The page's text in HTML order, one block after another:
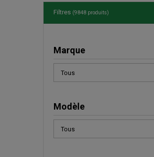
Filtres (9848 produits)
Marque
Modèle